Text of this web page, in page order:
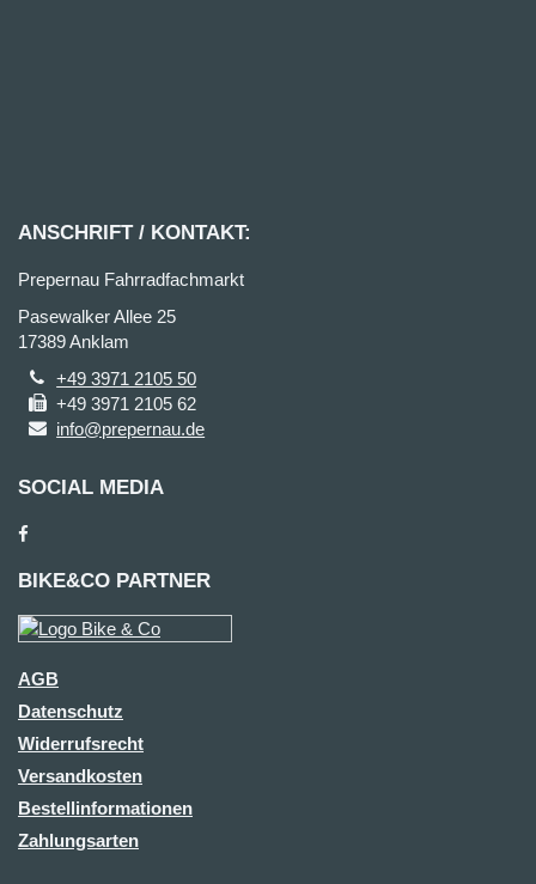
ANSCHRIFT / KONTAKT:
Prepernau Fahrradfachmarkt
Pasewalker Allee 25
17389 Anklam
+49 3971 2105 50
+49 3971 2105 62
info@prepernau.de
SOCIAL MEDIA
BIKE&CO PARTNER
AGB
Datenschutz
Widerrufsrecht
Versandkosten
Bestellinformationen
Zahlungsarten